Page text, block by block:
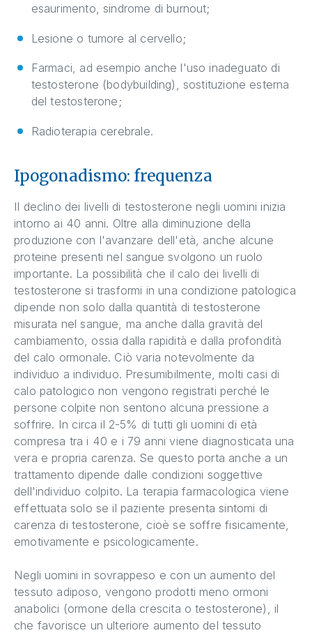
esaurimento, sindrome di burnout;
Lesione o tumore al cervello;
Farmaci, ad esempio anche l'uso inadeguato di
testosterone (bodybuilding), sostituzione esterna
del testosterone;
Radioterapia cerebrale.
Ipogonadismo: frequenza
Il declino dei livelli di testosterone negli uomini inizia
intorno ai 40 anni. Oltre alla diminuzione della
produzione con l'avanzare dell'età, anche alcune
proteine presenti nel sangue svolgono un ruolo
importante. La possibilità che il calo dei livelli di
testosterone si trasformi in una condizione patologica
dipende non solo dalla quantità di testosterone
misurata nel sangue, ma anche dalla gravità del
cambiamento, ossia dalla rapidità e dalla profondità
del calo ormonale. Ciò varia notevolmente da
individuo a individuo. Presumibilmente, molti casi di
calo patologico non vengono registrati perché le
persone colpite non sentono alcuna pressione a
soffrire. In circa il 2-5% di tutti gli uomini di età
compresa tra i 40 e i 79 anni viene diagnosticata una
vera e propria carenza. Se questo porta anche a un
trattamento dipende dalle condizioni soggettive
dell'individuo colpito. La terapia farmacologica viene
effettuata solo se il paziente presenta sintomi di
carenza di testosterone, cioè se soffre fisicamente,
emotivamente e psicologicamente.
Negli uomini in sovrappeso e con un aumento del
tessuto adiposo, vengono prodotti meno ormoni
anabolici (ormone della crescita o testosterone), il
che favorisce un ulteriore aumento del tessuto